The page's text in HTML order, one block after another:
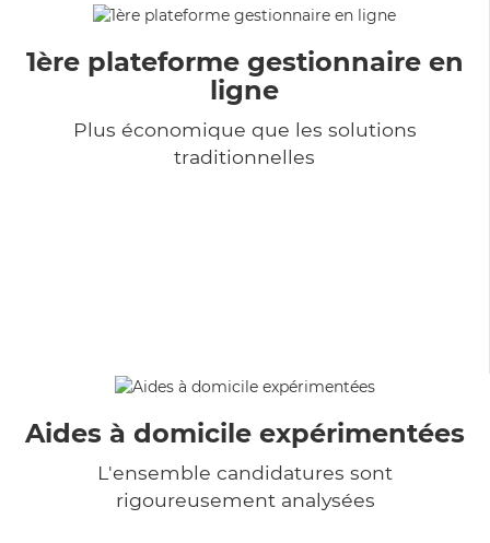
1ère plateforme gestionnaire en
ligne
Plus économique que les solutions
traditionnelles
Aides à domicile expérimentées
L'ensemble candidatures sont
rigoureusement analysées